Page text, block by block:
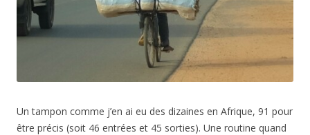
Un tampon comme j’en ai eu des dizaines en Afrique, 91 pour
être précis (soit 46 entrées et 45 sorties). Une routine quand